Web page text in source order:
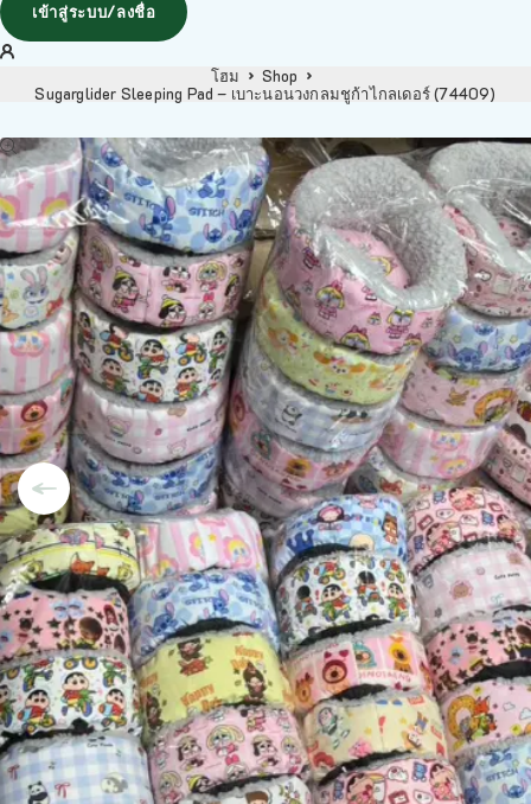
เข้าสู่ระบบ/ลงชื่อ
โฮม
Shop
Sugarglider Sleeping Pad – เบาะนอนวงกลมชูก้าไกลเดอร์ (74409)